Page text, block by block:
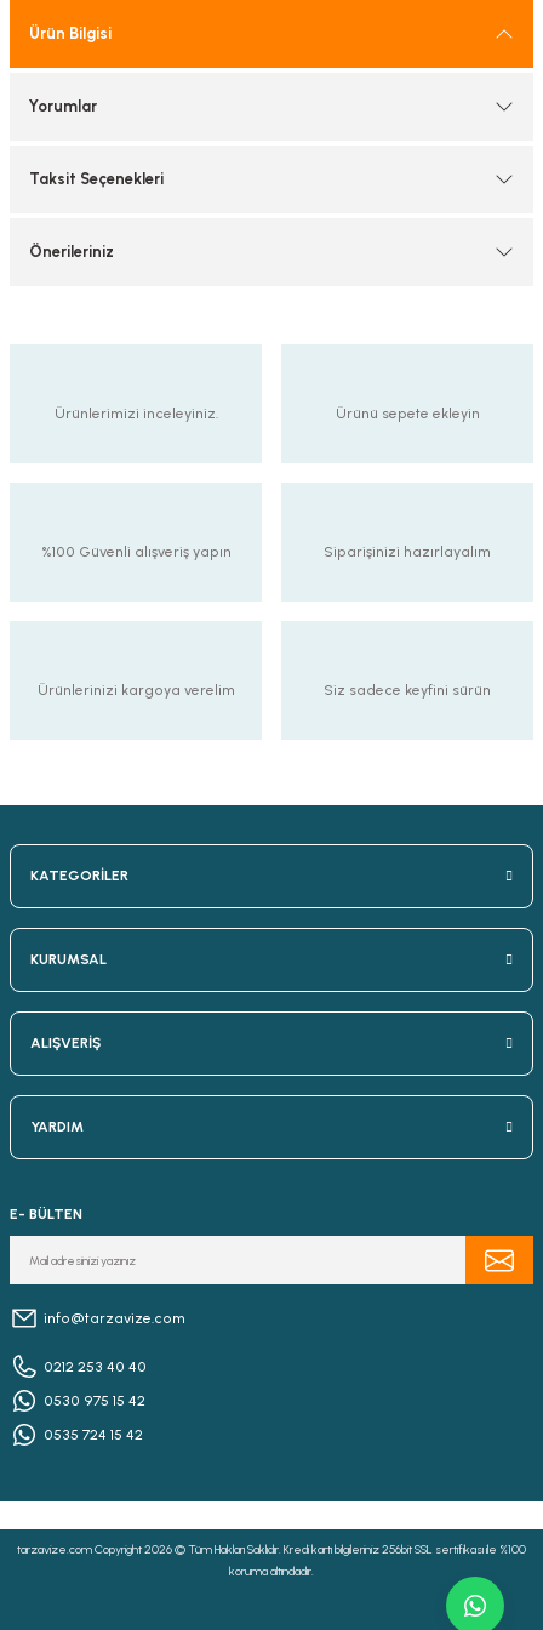
Ürün Bilgisi
Yorumlar
Taksit Seçenekleri
Önerileriniz
Ürünlerimizi inceleyiniz. Ürünü sepete ekleyin
%100 Güvenli alışveriş yapın Siparişinizi hazırlayalım
Ürünlerinizi kargoya verelim Siz sadece keyfini sürün
KATEGORİLER
KURUMSAL
ALIŞVERİŞ
YARDIM
E- BÜLTEN
info@tarzavize.com
0212 253 40 40
0530 975 15 42
0535 724 15 42
tarzavize.com Copyright 2026 © Tüm Hakları Saklıdır. Kredi kartı bilgileriniz 256bit SSL sertifikası ile %100
koruma altındadır.